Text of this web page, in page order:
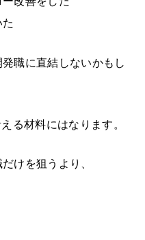
職に直結しないかもし
る材料にはなります。
けを狙うより、